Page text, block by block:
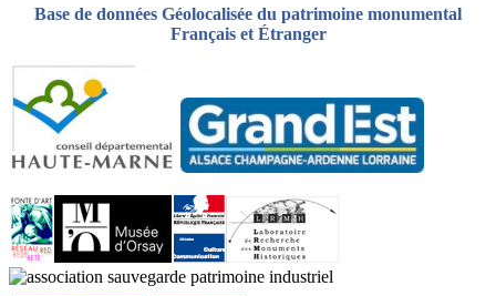
Base de données Géolocalisée du patrimoine monumental
Français et Étranger